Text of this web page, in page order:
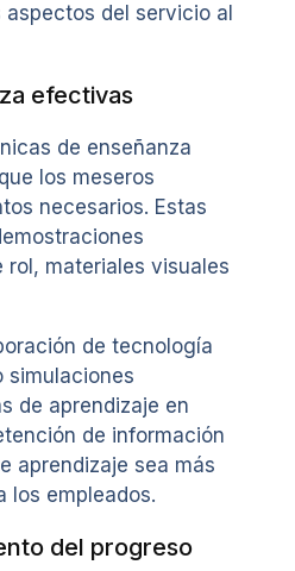
del servicio al
efectivas
de enseñanza
los meseros
necesarios. Estas
materiales visuales
de tecnología
simulaciones
de aprendizaje en
de información
aprendizaje sea más
los empleados.
del progreso